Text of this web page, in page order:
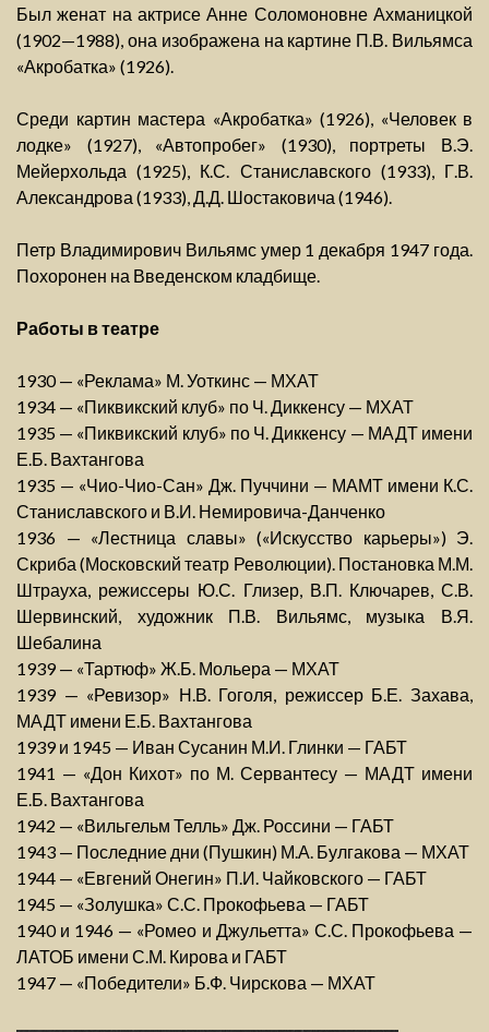
Был женат на актрисе Анне Соломоновне Ахманицкой
(1902—1988), она изображена на картине П.В. Вильямса
«Акробатка» (1926).
Среди картин мастера «Акробатка» (1926), «Человек в
лодке» (1927), «Автопробег» (1930), портреты В.Э.
Мейерхольда (1925), К.С. Станиславского (1933), Г.В.
Александрова (1933), Д.Д. Шостаковича (1946).
Петр Владимирович Вильямс умер 1 декабря 1947 года.
Похоронен на Введенском кладбище.
Работы в театре
1930 — «Реклама» М. Уоткинс — МХАТ
1934 — «Пиквикский клуб» по Ч. Диккенсу — МХАТ
1935 — «Пиквикский клуб» по Ч. Диккенсу — МАДТ имени
Е.Б. Вахтангова
1935 — «Чио-Чио-Сан» Дж. Пуччини — МАМТ имени К.С.
Станиславского и В.И. Немировича-Данченко
1936 — «Лестница славы» («Искусство карьеры») Э.
Скриба (Московский театр Революции). Постановка М.М.
Штрауха, режиссеры Ю.С. Глизер, В.П. Ключарев, С.В.
Шервинский, художник П.В. Вильямс, музыка В.Я.
Шебалина
1939 — «Тартюф» Ж.Б. Мольера — МХАТ
1939 — «Ревизор» Н.В. Гоголя, режиссер Б.Е. Захава,
МАДТ имени Е.Б. Вахтангова
1939 и 1945 — Иван Сусанин М.И. Глинки — ГАБТ
1941 — «Дон Кихот» по М. Сервантесу — МАДТ имени
Е.Б. Вахтангова
1942 — «Вильгельм Телль» Дж. Россини — ГАБТ
1943 — Последние дни (Пушкин) М.А. Булгакова — МХАТ
1944 — «Евгений Онегин» П.И. Чайковского — ГАБТ
1945 — «Золушка» С.С. Прокофьева — ГАБТ
1940 и 1946 — «Ромео и Джульетта» С.С. Прокофьева —
ЛАТОБ имени С.М. Кирова и ГАБТ
1947 — «Победители» Б.Ф. Чирскова — МХАТ